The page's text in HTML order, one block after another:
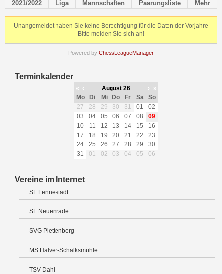
2021/2022 Liga Mannschaften Paarungsliste Mehr
Unangemeldet haben Sie keine Berechtigung für die Daten der Vorjahre
Bitte melden Sie sich an!
Powered by ChessLeagueManager
Terminkalender
« ‹ August 26 ›
»
Mo
Di Mi Do Fr Sa
So
27
28 29 30 31 01
02
03
04 05 06 07 08
09
10
11 12 13 14 15
16
17
18 19 20 21 22
23
24
25 26 27 28 29
30
31
01 02 03 04 05 06
Vereine im Internet
SF Lennestadt
SF Neuenrade
SVG Plettenberg
MS Halver-Schalksmühle
TSV Dahl